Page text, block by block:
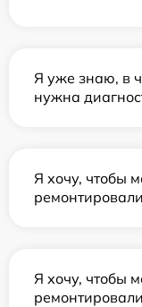
Я уже знаю, в
нужна
Я хочу, чтобы
Я хочу, чтобы